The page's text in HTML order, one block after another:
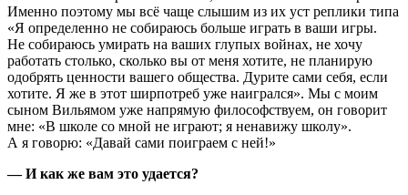
Именно поэтому мы всё чаще слышим из их уст реплики типа
«Я определенно не собираюсь больше играть в ваши игры.
Не собираюсь умирать на ваших глупых войнах, не хочу
работать столько, сколько вы от меня хотите, не планирую
одобрять ценности вашего общества. Дурите сами себя, если
хотите. Я же в этот ширпотреб уже наигрался». Мы с моим
сыном Вильямом уже напрямую философствуем, он говорит
мне: «В школе со мной не играют; я ненавижу школу».
А я говорю: «Давай сами поиграем с ней!»
— И как же вам это удается?